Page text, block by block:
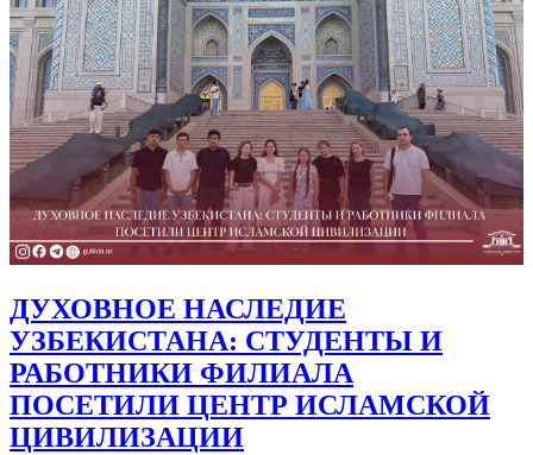
ДУХОВНОЕ НАСЛЕДИЕ
УЗБЕКИСТАНА: СТУДЕНТЫ И
РАБОТНИКИ ФИЛИАЛА
ПОСЕТИЛИ ЦЕНТР ИСЛАМСКОЙ
ЦИВИЛИЗАЦИИ